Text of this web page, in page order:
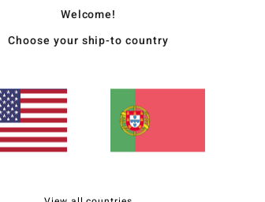
/5 Tamanho: Tamanho perfeito
Welcome!
Choose your ship-to country